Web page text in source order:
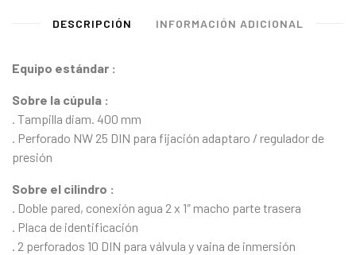
DESCRIPCIÓN INFORMACIÓN ADICIONAL
Equipo estándar :
Sobre la cúpula :
. Tampilla diam. 400 mm
. Perforado NW 25 DIN para fijación adaptaro / regulador de
presión
Sobre el cilindro :
. Doble pared, conexión agua 2 x 1″ macho parte trasera
. Placa de identificación
. 2 perforados 10 DIN para válvula y vaina de inmersión